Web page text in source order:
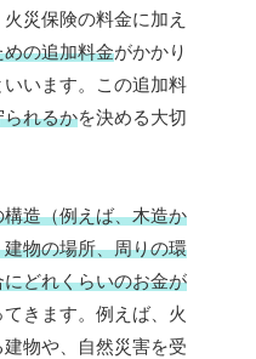
災保険の料金に加え
の追加料金がかかり
います。この追加料
られるかを決める大切
構造（例えば、木造か
物の場所、周りの環
どれくらいのお金が
きます。例えば、火
物や、自然災害を受